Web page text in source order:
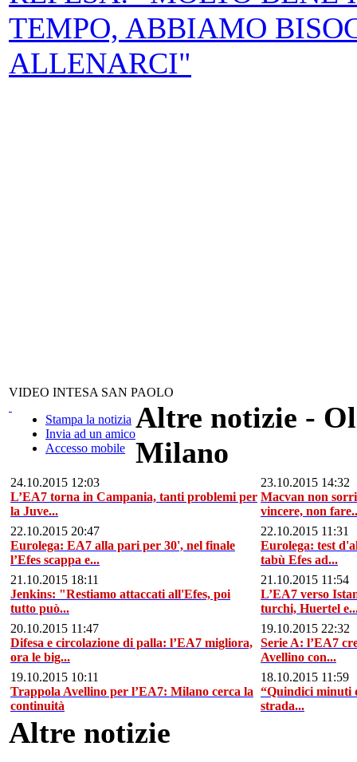
TEMPO, ABBIAMO
ALLENARCI"
VIDEO INTESA SAN PAOLO
Stampa la notizia
Invia ad un amico
Accesso mobile
Altre notizie -
Milano
24.10.2015 12:03
L’EA7 torna in Campania, tanti problemi per
la Juve...
23.10.2015 14:32
Macvan non
vincere, non
22.10.2015 20:47
Eurolega: EA7 alla pari per 30', nel finale
l’Efes scappa e...
22.10.2015 11:31
Eurolega: test
tabù Efes ad...
21.10.2015 18:11
Jenkins: "Restiamo attaccati all'Efes, poi
tutto può...
21.10.2015 11:54
L’EA7 verso
turchi, Huertel
20.10.2015 11:47
Difesa e circolazione di palla: l’EA7 migliora,
ora le big...
19.10.2015 22:32
Serie A: l’EA7
Avellino con...
19.10.2015 10:11
Trappola Avellino per l’EA7: Milano cerca la
continuità
18.10.2015 11:59
“Quindici minuti
strada...
Altre notizie